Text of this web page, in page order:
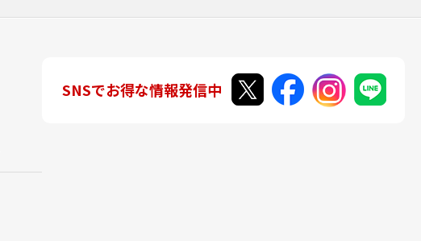
SNSでお得な情報発信中